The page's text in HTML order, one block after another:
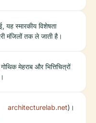
यह स्मारकीय विशेषता
मंजिलों तक ले जाती है।
मेहराब और भित्तिचित्रों
architecturelab.net)।